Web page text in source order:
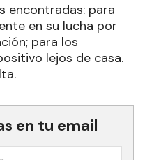
encontradas: para
en su lucha por
para los
lejos de casa.
en tu email